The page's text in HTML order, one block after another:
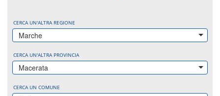
CERCA UN'ALTRA REGIONE
Marche
CERCA UN'ALTRA PROVINCIA
Macerata
CERCA UN COMUNE